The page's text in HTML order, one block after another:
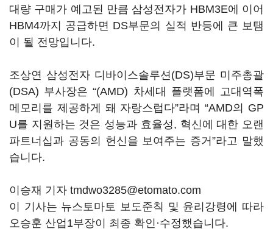
대량 구매가 예고된 만큼 삼성전자가 HBM3E에 이어
HBM4까지 공급하면 DS부문의 실적 반등에 큰 보탬
이 될 전망입니다.
조상연 삼성전자 디바이스솔루션(DS)부문 미주총괄
(DSA) 부사장은 “(AMD) 차세대 플랫폼에 고대역폭
메모리를 제공하게 돼 자랑스럽다”라며 “AMD의 GP
U를 지원하는 것은 성능과 효율성, 혁신에 대한 오랜
파트너십과 공동의 헌신을 보여주는 증거”라고 말했
습니다.
이승재 기자 tmdwo3285@etomato.com
이 기사는 뉴스토마토 보도준칙 및 윤리강령에 따라
오승훈 산업1부장이 최종 확인·수정했습니다.